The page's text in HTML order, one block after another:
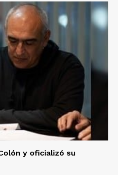
y oficializó su